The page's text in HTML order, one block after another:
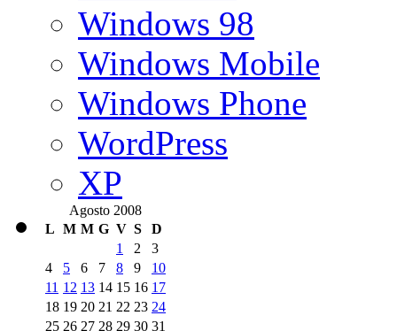
Windows 98
Windows Mobile
Windows Phone
WordPress
XP
Agosto 2008
L M M G V S
D
1
2
3
4
5 6 7 8 9
10
11 12 13 14 15 16 17
18 19 20 21 22 23 24
25 26 27 28 29 30 31